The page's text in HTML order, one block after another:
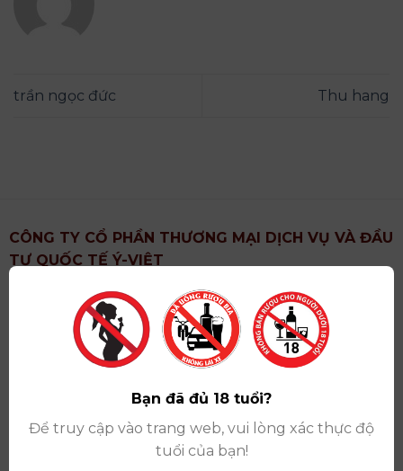
trần ngọc đức Thu hang
CÔNG TY CỔ PHẦN THƯƠNG MẠI DỊCH VỤ VÀ ĐẦU
TƯ QUỐC TẾ Ý-VIỆT
: Khu 6, Xã Hoài Đức, Thành Phố Hà Nội
Showroom: Số 09 Phố Liễu Giai, Phường Ngọc Hà,
Thành Phố Hà Nội
Giấy ĐKKD số: 0102751615 do Sở Tài Chính Thành
Phố Hà Nội cấp lần đầu ngày 07/05/2008,đăng ký
thay đổi lần thứ 17 ngày 06/08/2025
Giấy phép Phân Phối Rượu số : 529/GP-BCT do Bộ
Công Thương cấp ngày 14/11/2022
Bạn đã đủ 18 tuổi?
Để truy cập vào trang web, vui lòng xác thực độ
tuổi của bạn!